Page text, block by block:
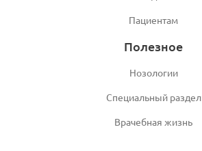
Пациентам
Полезное
Нозологии
Специальный раздел
Врачебная жизнь